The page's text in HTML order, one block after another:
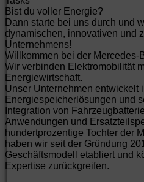
Bist du voller Energie?
Dann starte bei uns durch und
dynamischen, innovativen und
Unternehmens!
Willkommen bei der Mercedes-
Wir verbinden Elektromobilität
Energiewirtschaft.
Unser Unternehmen entwickelt
Energiespeicherlösungen und
Integration von
Anwendungen und
hundertprozentige Tochter der
haben wir seit der Gründung
Geschäftsmodell etabliert und
Expertise zurückgreifen.